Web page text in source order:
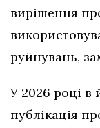
вирішення
руйнувань,
У 2026 році в
публікація